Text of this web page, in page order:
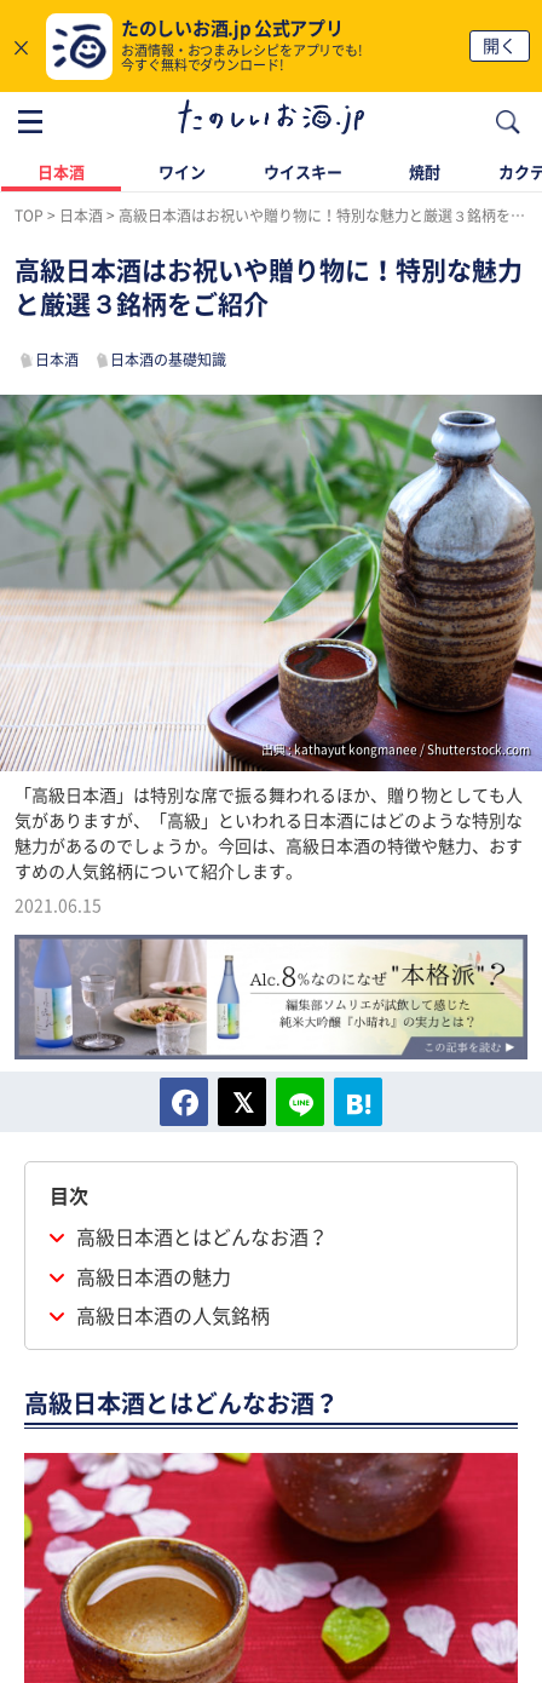
×
たのしいお酒.jp 公式アプリ
お酒情報・おつまみレシピをアプリでも!
今すぐ無料でダウンロード!
開く
日本酒 ワイン ウイスキー 焼酎 カク
TOP 日本酒 高級日本酒はお祝いや贈り物に！特別な魅力と厳選３銘柄をご紹介
高級日本酒はお祝いや贈り物に！特別な魅力
と厳選３銘柄をご紹介
日本酒 日本酒の基礎知識
出典 : kathayut kongmanee / Shutterstock.com
「高級日本酒」は特別な席で振る舞われるほか、贈り物としても人
気がありますが、「高級」といわれる日本酒にはどのような特別な
魅力があるのでしょうか。今回は、高級日本酒の特徴や魅力、おす
すめの人気銘柄について紹介します。
2021.06.15
目次
高級日本酒とはどんなお酒？
高級日本酒の魅力
高級日本酒の人気銘柄
高級日本酒とはどんなお酒？